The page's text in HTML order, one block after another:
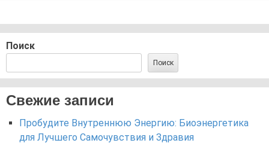
Поиск
Поиск
Свежие записи
Пробудите Внутреннюю Энергию: Биоэнергетика
для Лучшего Самочувствия и Здравия